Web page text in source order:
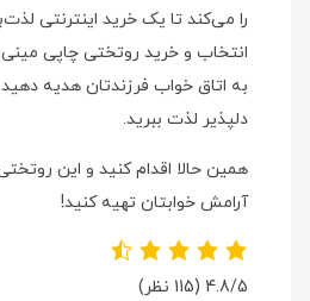
را می‌کند تا یک خرید اینترنتی
انتخاب و خرید روتختی چاپی مینی
به اتاق خواب فرزندتان هدیه
دلپذیر لذت ببرید.
همین حالا اقدام کنید و این روتختی
آرامش خوابتان تهیه کنید!
4.8/5 (115 نظر)